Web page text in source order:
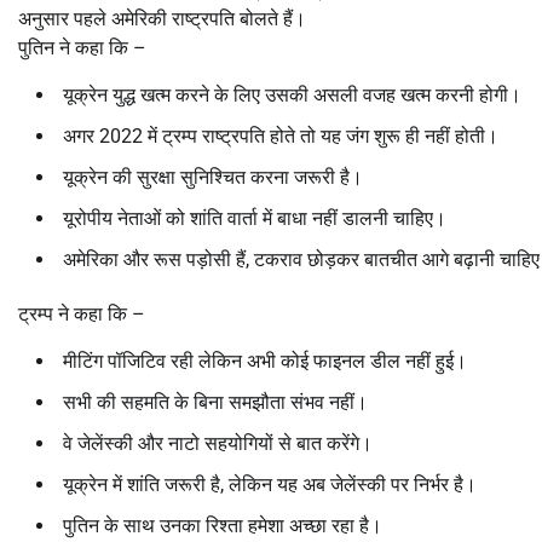
अनुसार पहले अमेरिकी राष्ट्रपति बोलते हैं।
पुतिन ने कहा कि –
यूक्रेन युद्ध खत्म करने के लिए उसकी असली वजह खत्म करनी होगी।
अगर 2022 में ट्रम्प राष्ट्रपति होते तो यह जंग शुरू ही नहीं होती।
यूक्रेन की सुरक्षा सुनिश्चित करना जरूरी है।
यूरोपीय नेताओं को शांति वार्ता में बाधा नहीं डालनी चाहिए।
अमेरिका और रूस पड़ोसी हैं, टकराव छोड़कर बातचीत आगे बढ़ानी
ट्रम्प ने कहा कि –
मीटिंग पॉजिटिव रही लेकिन अभी कोई फाइनल डील नहीं हुई।
सभी की सहमति के बिना समझौता संभव नहीं।
वे जेलेंस्की और नाटो सहयोगियों से बात करेंगे।
यूक्रेन में शांति जरूरी है, लेकिन यह अब जेलेंस्की पर निर्भर है।
पुतिन के साथ उनका रिश्ता हमेशा अच्छा रहा है।